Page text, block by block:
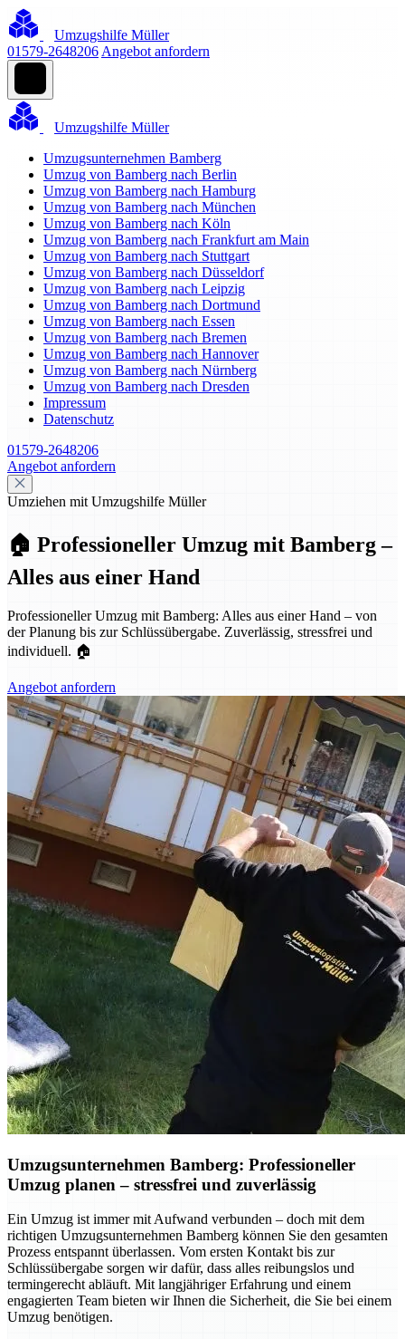
Umzugshilfe Müller
01579-2648206 Angebot anfordern
Umzugshilfe Müller
Umzugsunternehmen Bamberg
Umzug von Bamberg nach Berlin
Umzug von Bamberg nach Hamburg
Umzug von Bamberg nach München
Umzug von Bamberg nach Köln
Umzug von Bamberg nach Frankfurt am Main
Umzug von Bamberg nach Stuttgart
Umzug von Bamberg nach Düsseldorf
Umzug von Bamberg nach Leipzig
Umzug von Bamberg nach Dortmund
Umzug von Bamberg nach Essen
Umzug von Bamberg nach Bremen
Umzug von Bamberg nach Hannover
Umzug von Bamberg nach Nürnberg
Umzug von Bamberg nach Dresden
Impressum
Datenschutz
01579-2648206
Angebot anfordern
Umziehen mit Umzugshilfe Müller
🏠 Professioneller Umzug mit Bamberg –
Alles aus einer Hand
Professioneller Umzug mit Bamberg: Alles aus einer Hand – von
der Planung bis zur Schlüssübergabe. Zuverlässig, stressfrei und
individuell. 🏠
Angebot anfordern
Umzugsunternehmen Bamberg: Professioneller
Umzug planen – stressfrei und zuverlässig
Ein Umzug ist immer mit Aufwand verbunden – doch mit dem
richtigen Umzugsunternehmen Bamberg können Sie den gesamten
Prozess entspannt überlassen. Vom ersten Kontakt bis zur
Schlüssübergabe sorgen wir dafür, dass alles reibungslos und
termingerecht abläuft. Mit langjähriger Erfahrung und einem
engagierten Team bieten wir Ihnen die Sicherheit, die Sie bei einem
Umzug benötigen.